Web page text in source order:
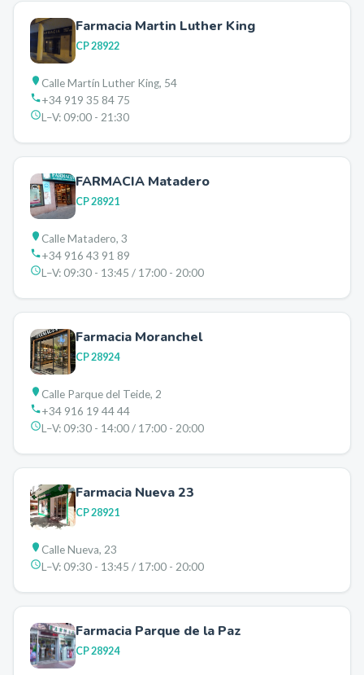
Farmacia Martin Luther King
CP28922
Calle Martín Luther King, 54
+34 919 35 84 75
L–V:09:00 - 21:30
FARMACIA Matadero
CP28921
Calle Matadero, 3
+34 916 43 91 89
L–V:09:30 - 13:45 / 17:00 - 20:00
Farmacia Moranchel
CP28924
Calle Parque del Teide, 2
+34 916 19 44 44
L–V:09:30 - 14:00 / 17:00 - 20:00
Farmacia Nueva 23
CP28921
Calle Nueva, 23
L–V:09:30 - 13:45 / 17:00 - 20:00
Farmacia Parque de la Paz
CP28924